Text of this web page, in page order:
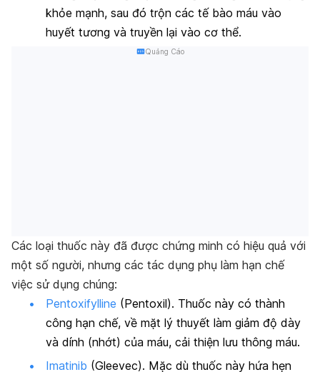
khỏe mạnh, sau đó trộn các tế bào máu vào
huyết tương và truyền lại vào cơ thể.
Quảng Cáo
Các loại thuốc này đã được chứng minh có hiệu quả với
một số người, nhưng các tác dụng phụ làm hạn chế
việc sử dụng chúng:
Pentoxifylline (Pentoxil). Thuốc này có thành
công hạn chế, về mặt lý thuyết làm giảm độ dày
và dính (nhớt) của máu, cải thiện lưu thông máu.
Imatinib (Gleevec). Mặc dù thuốc này hứa hẹn